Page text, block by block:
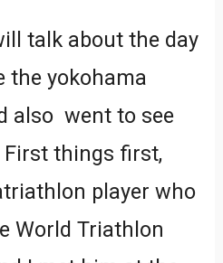
talk about the day
the yokohama
also went to see
First things first,
player who
World Triathlon